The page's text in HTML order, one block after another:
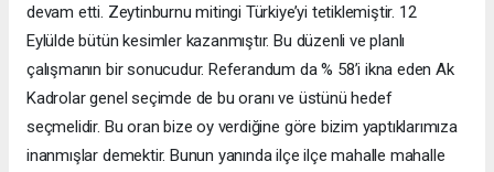
devam etti. Zeytinburnu mitingi Türkiye’yi tetiklemiştir. 12
Eylülde bütün kesimler kazanmıştır. Bu düzenli ve planlı
çalışmanın bir sonucudur. Referandum da % 58’i ikna eden Ak
Kadrolar genel seçimde de bu oranı ve üstünü hedef
seçmelidir. Bu oran bize oy verdiğine göre bizim yaptıklarımıza
inanmışlar demektir. Bunun yanında ilçe ilçe mahalle mahalle